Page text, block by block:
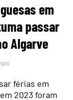
em
passar
Algarve
férias em
2023 foram